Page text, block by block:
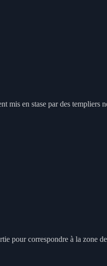
mis en stase par des templiers
pour correspondre à la zone